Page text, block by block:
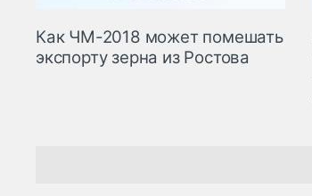
Как ЧМ-2018 может помешать
экспорту зерна из Ростова